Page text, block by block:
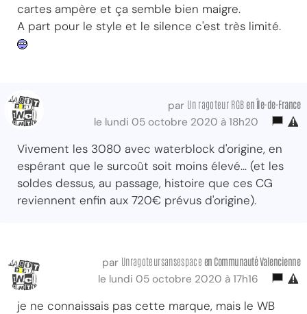
cartes ampère et ça semble bien maigre.
A part pour le style et le silence c'est très limité.
par Un ragoteur RGB en Île-de-France
le lundi 05 octobre 2020 à 18h20
Vivement les 3080 avec waterblock d'origine, en
espérant que le surcoût soit moins élevé... (et les
soldes dessus, au passage, histoire que ces CG
reviennent enfin aux 720€ prévus d'origine).
par Unragoteursansespace en Communauté Valencienne
le lundi 05 octobre 2020 à 17h16
je ne connaissais pas cette marque, mais le WB